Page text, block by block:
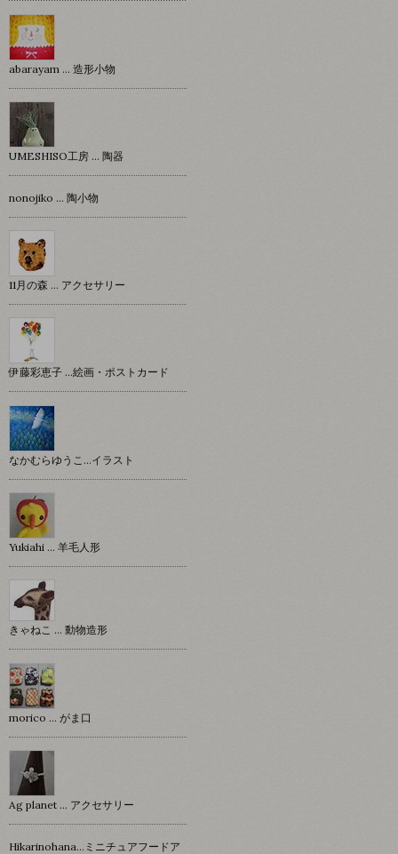
abarayam … 造形小物
UMESHISO工房 … 陶器
nonojiko ... 陶小物
11月の森 … アクセサリー
伊藤彩恵子 …絵画・ポストカード
なかむらゆうこ…イラスト
Yukiahi … 羊毛人形
きゃねこ … 動物造形
morico … がま口
Ag planet … アクセサリー
Hikarinohana…ミニチュアフードア